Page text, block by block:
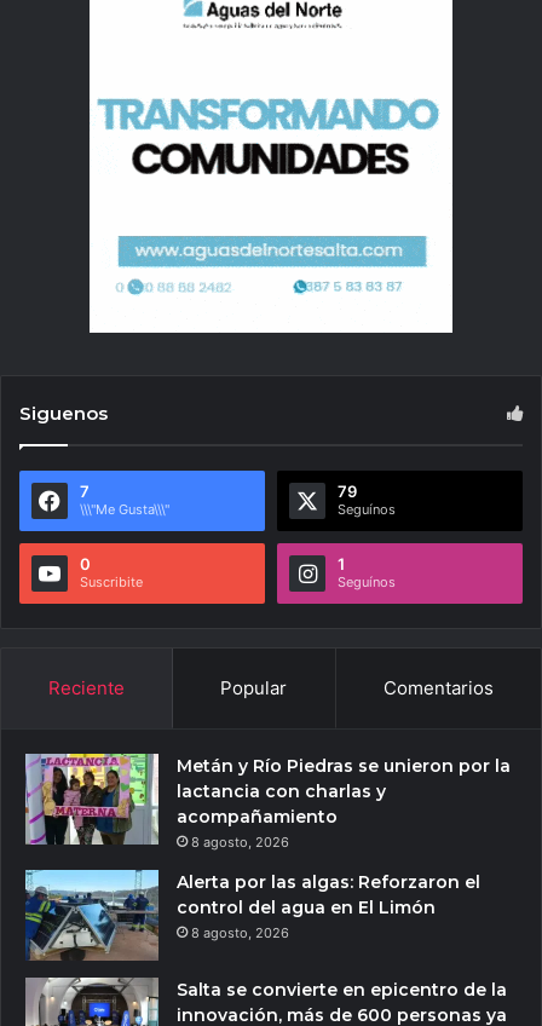
Siguenos
7
\\\"Me Gusta\\\"
79
Seguínos
0
Suscribite
1
Seguínos
Reciente Popular Comentarios
Metán y Río Piedras se unieron por la
lactancia con charlas y
acompañamiento
8 agosto, 2026
Alerta por las algas: Reforzaron el
control del agua en El Limón
8 agosto, 2026
Salta se convierte en epicentro de la
innovación, más de 600 personas ya